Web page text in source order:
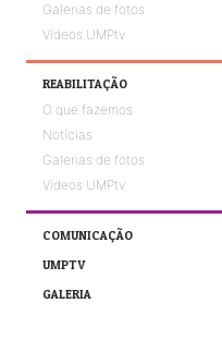
Galerias de fotos
Vídeos UMPtv
REABILITAÇÃO
O que fazemos
Notícias
Galerias de fotos
Vídeos UMPtv
COMUNICAÇÃO
UMPTV
GALERIA